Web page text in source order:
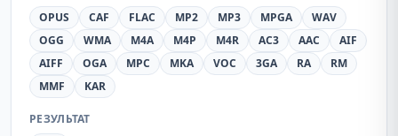
OPUS
CAF FLAC MP2 MP3 MPGA
WAV
OGG
WMA M4A M4P M4R AC3 AAC
AIF
AIFF
OGA MPC MKA VOC 3GA RA
RM
MMF
KAR
РЕЗУЛЬТАТ